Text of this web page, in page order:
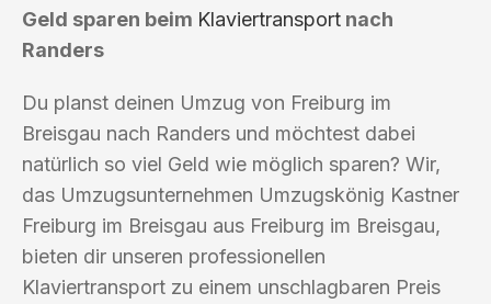
Geld sparen beim Klaviertransport nach
Randers
Du planst deinen Umzug von Freiburg im
Breisgau nach Randers und möchtest dabei
natürlich so viel Geld wie möglich sparen? Wir,
das Umzugsunternehmen Umzugskönig Kastner
Freiburg im Breisgau aus Freiburg im Breisgau,
bieten dir unseren professionellen
Klaviertransport zu einem unschlagbaren Preis